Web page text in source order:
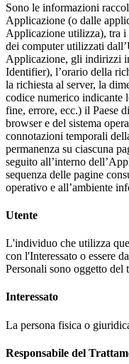
Sono le informazioni
Applicazione (o dalle
Applicazione utilizza), tra
dei computer utilizzati
Applicazione, gli indirizzi
Identifier), l’orario della
la richiesta al server, la
codice numerico indicante
fine, errore, ecc.) il Paese
browser e del sistema
connotazioni temporali
permanenza su ciascuna
seguito all’interno
sequenza delle pagine
operativo e all’ambiente
Utente
L'individuo che utilizza
con l'Interessato o essere
Personali sono oggetto del
Interessato
La persona fisica o
Responsabile del